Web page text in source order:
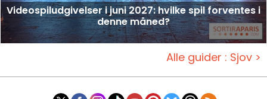
Videospiludgivelser i juni 2027: hvilke spil forventes i
denne måned?
Alle guider : Sjov >